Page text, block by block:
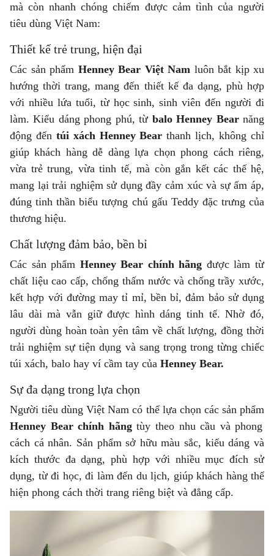
mà còn nhanh chóng chiếm được cảm tình của người
tiêu dùng Việt Nam:
Thiết kế trẻ trung, hiện đại
Các sản phẩm Henney Bear Việt Nam luôn bắt kịp xu
hướng thời trang, mang đến thiết kế đa dạng, phù hợp
với nhiều lứa tuổi, từ học sinh, sinh viên đến người đi
làm. Kiểu dáng phong phú, từ balo Henney Bearnăng
động đến túi xách Henney Bear thanh lịch, không chỉ
giúp khách hàng dễ dàng lựa chọn phong cách riêng,
vừa trẻ trung, vừa tinh tế, mà còn gắn kết các thế hệ,
mang lại trải nghiệm sử dụng đầy cảm xúc và sự ấm áp,
đúng tinh thần biểu tượng chú gấu Teddy đặc trưng của
thương hiệu.
Chất lượng đảm bảo, bền bỉ
Các sản phẩm Henney Bear chính hãng được làm từ
chất liệu cao cấp, chống thấm nước và chống trầy xước,
kết hợp với đường may tỉ mỉ, bền bỉ, đảm bảo sử dụng
lâu dài mà vẫn giữ được hình dáng tinh tế. Nhờ đó,
người dùng hoàn toàn yên tâm về chất lượng, đồng thời
trải nghiệm sự tiện dụng và sang trọng trong từng chiếc
túi xách, balo hay ví cầm tay của Henney Bear.
Sự đa dạng trong lựa chọn
Người tiêu dùng Việt Nam có thể lựa chọn các sản phẩm
Henney Bear chính hãngtùy theo nhu cầu và phong
cách cá nhân. Sản phẩm sở hữu màu sắc, kiểu dáng và
kích thước đa dạng, phù hợp với nhiều mục đích sử
dụng, từ đi học, đi làm đến du lịch, giúp khách hàng thể
hiện phong cách thời trang riêng biệt và đẳng cấp.